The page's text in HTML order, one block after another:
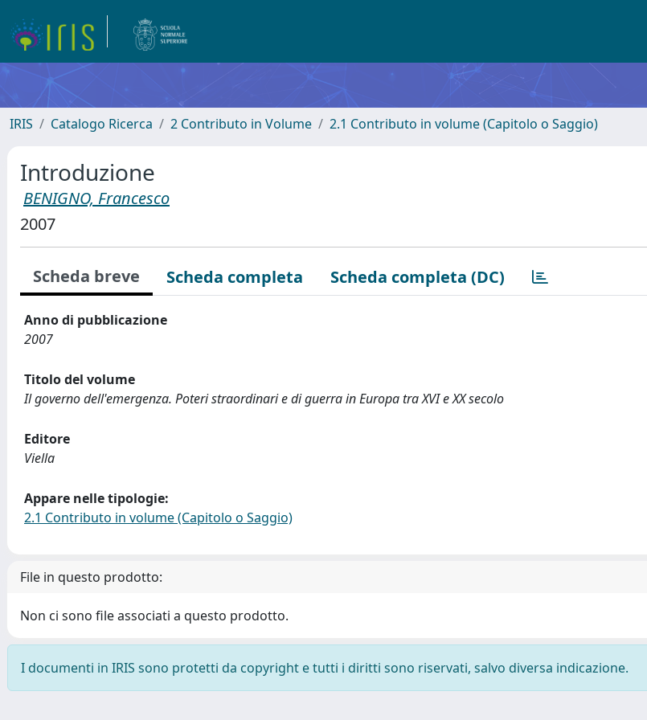
IRIS Catalogo Ricerca 2 Contributo in Volume 2.1 Contributo in volume (Capitolo o Saggio)
Introduzione
BENIGNO, Francesco
2007
Scheda breve Scheda completa Scheda completa (DC)
Anno di pubblicazione
2007
Titolo del volume
Il governo dell'emergenza. Poteri straordinari e di guerra in Europa tra XVI e XX secolo
Editore
Viella
Appare nelle tipologie:
2.1 Contributo in volume (Capitolo o Saggio)
File in questo prodotto:
Non ci sono file associati a questo prodotto.
I documenti in IRIS sono protetti da copyright e tutti i diritti sono riservati, salvo diversa indicazione.